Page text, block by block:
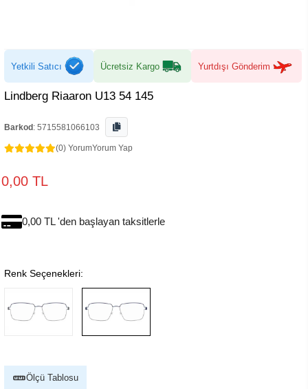
Yetkili Satıcı Ücretsiz Kargo Yurtdışı Gönderim
Lindberg Riaaron U13 54 145
Barkod : 5715581066103
(0) YorumYorum Yap
0,00 TL
0,00 TL 'den başlayan taksitlerle
Renk Seçenekleri:
Ölçü Tablosu